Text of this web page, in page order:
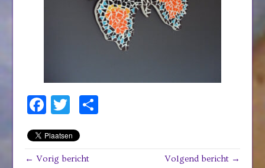
Facebook
Twitter
← Vorig bericht Volgend bericht →